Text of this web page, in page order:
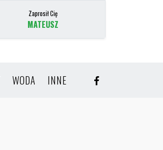
Zaprosił Cię
MATEUSZ
WODA INNE